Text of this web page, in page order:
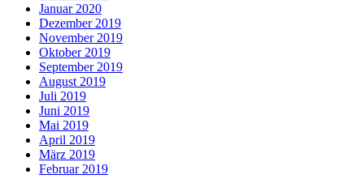
Januar 2020
Dezember 2019
November 2019
Oktober 2019
September 2019
August 2019
Juli 2019
Juni 2019
Mai 2019
April 2019
März 2019
Februar 2019